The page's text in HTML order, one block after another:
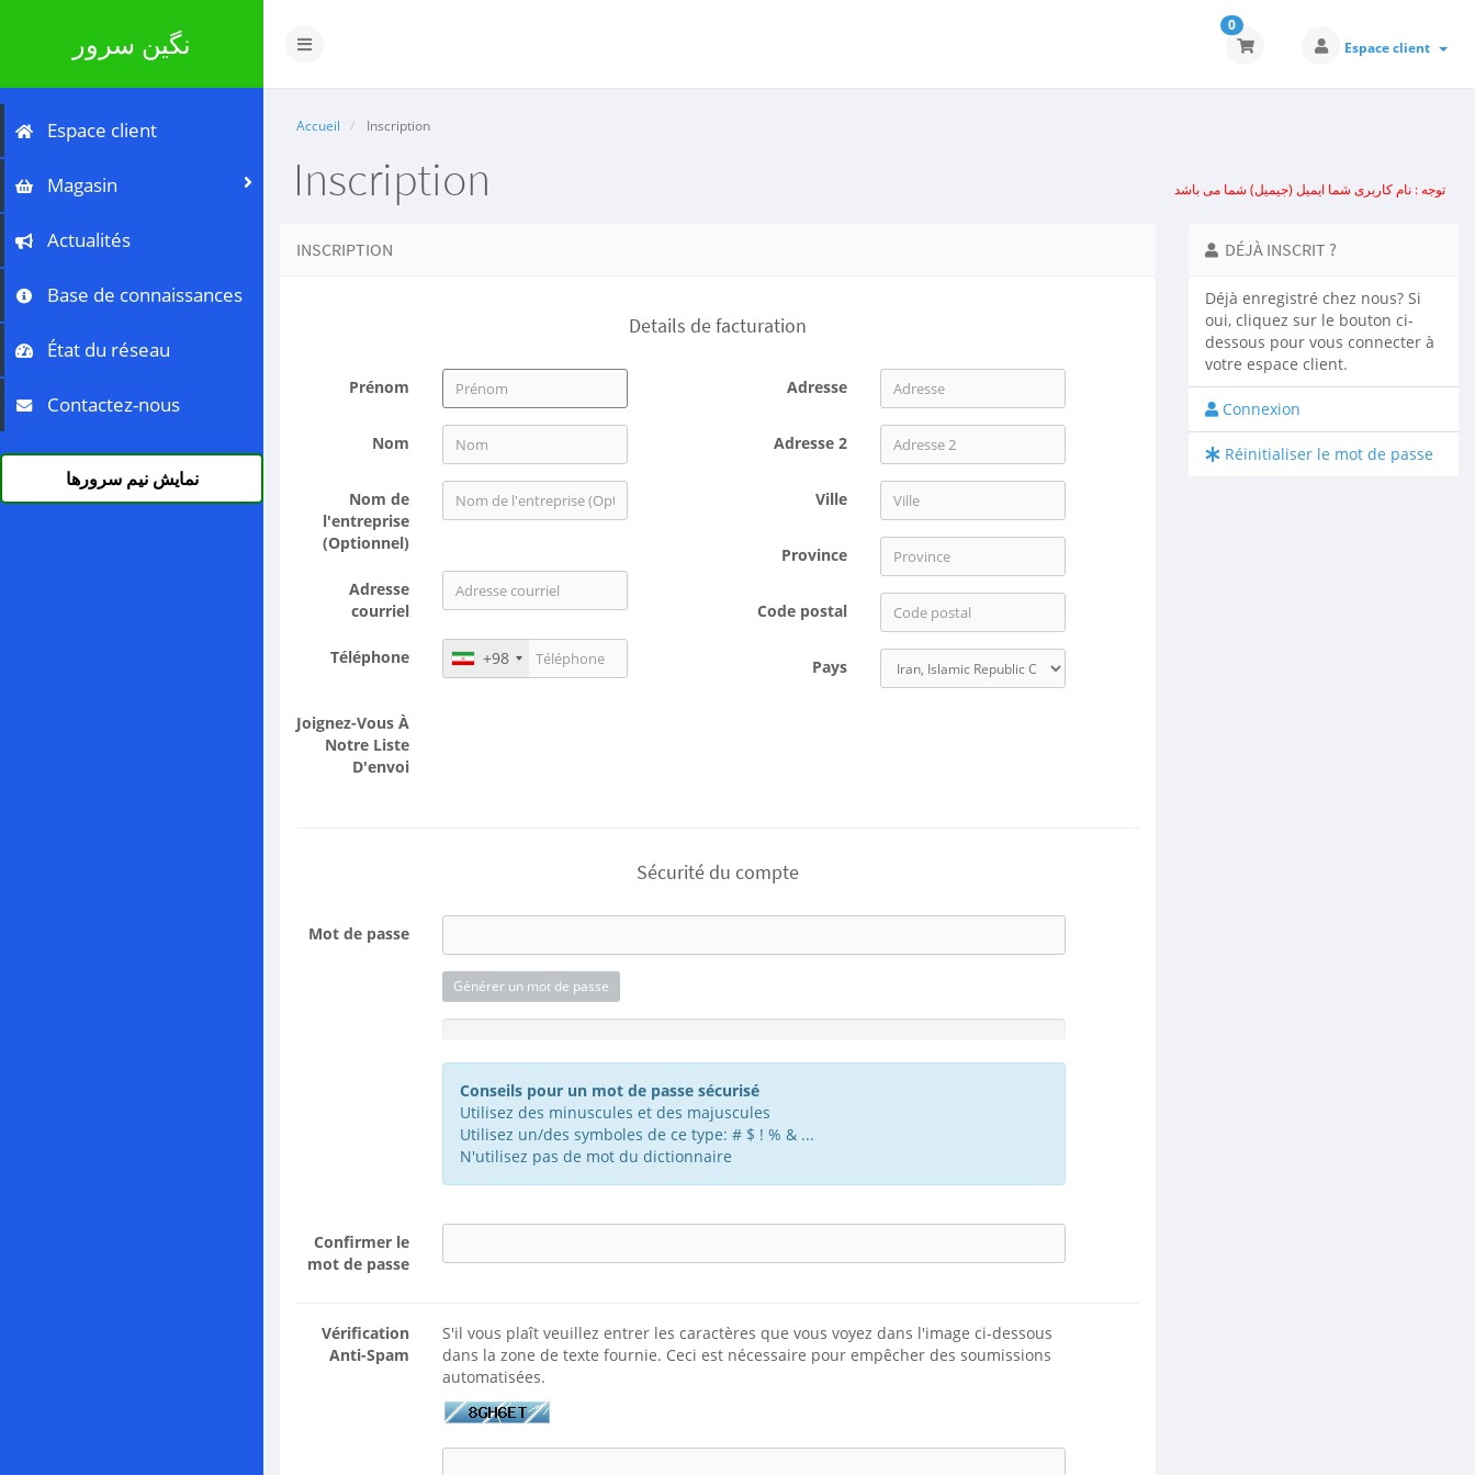
نگین سرور
Basculer
navigation
0
Espace client
Espace client
Magasin
Actualités
Base de connaissances
État du réseau
Contactez-nous
نمایش نیم سرورها
Accueil Inscription
Inscription توجه : نام کاربری شما ایمیل (جیمیل) شما می باشد
DÉJÀ INSCRIT ?
Déjà enregistré chez nous? Si
oui, cliquez sur le bouton ci-
dessous pour vous connecter à
votre espace client.
Connexion
Réinitialiser le mot de passe
INSCRIPTION
Details de facturation
Prénom
Nom
Nom de
l'entreprise
(Optionnel)
Adresse
courriel
Téléphone +98
Adresse
Adresse 2
Ville
Province
Code postal
Pays
Joignez-Vous À
Notre Liste
D'envoi
Sécurité du compte
Mot de passe
Générer un mot de passe
Niveau du mot de passe: Entrez un mot de passe
Conseils pour un mot de passe sécurisé
Utilisez des minuscules et des majuscules
Utilisez un/des symboles de ce type: # $ ! % & ...
N'utilisez pas de mot du dictionnaire
Confirmer le
mot de passe
Vérification
Anti-Spam
S'il vous plaît veuillez entrer les caractères que vous voyez dans l'image ci-dessous
dans la zone de texte fournie. Ceci est nécessaire pour empêcher des soumissions
automatisées.